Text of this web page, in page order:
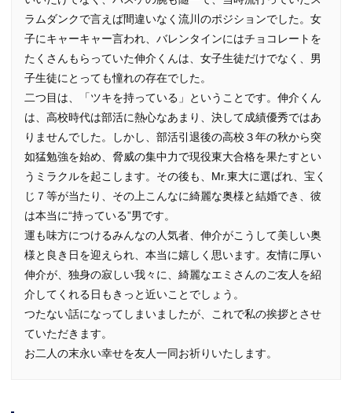
ラムダンクで言えば間違いなく流川のポジションでした。女
子にキャーキャー言われ、バレンタインにはチョコレートを
たくさんもらっていた伸介くんは、女子生徒だけでなく、男
子生徒にとっても憧れの存在でした。
二つ目は、「ツキを持っている」ということです。伸介くん
は、高校時代は部活に熱心なあまり、決して成績優秀ではあ
りませんでした。しかし、部活引退後の高校３年の秋から突
如猛勉強を始め、脅威の集中力で現役東大合格を果たすとい
うミラクルを起こします。その後も、Mr.東大に選ばれ、宝く
じ７等が当たり、その上こんなに綺麗な奥様と結婚でき、彼
は本当に“持っている”男です。
運も味方につけるみんなの人気者、伸介がこうして美しい奥
様と良き日を迎えられ、本当に嬉しく思います。友情に厚い
伸介が、独身の寂しい我々に、綺麗なエミさんのご友人を紹
介してくれる日もきっと近いことでしょう。
つたない話になってしまいましたが、これで私の挨拶とさせ
ていただきます。
お二人の末永い幸せを友人一同お祈りいたします。